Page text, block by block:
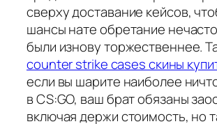
сверху доставание кейсов,
шансы нате обретание
были изнову торжественнее.
counter strike cases скины
если вы шарите наиболее
в CS:GO, ваш брат обязаны
включая держи стоимость, но